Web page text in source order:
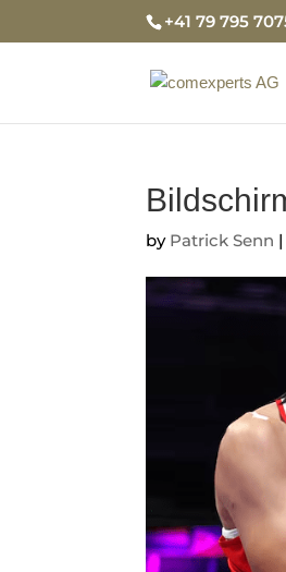
+41 79 795
by Patrick Senn